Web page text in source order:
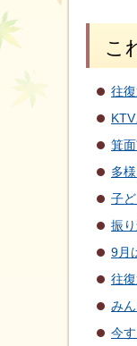
こ
往
箕
多
子
振
9月
往
み
今